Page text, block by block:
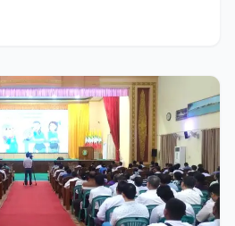
ား ဖြန့်ဝေ
နေ့ကို ကြိုဆိုဂုဏ်ပြုခြင်း
ေးနှင့်အုပ်ချုပ်ရေးကော်မတီအဖွဲ့ဝင်
သူရေးရာဦးစီးဌာနတို့မှ တာဝန်ရှိ
ပြီး ခရီးသွားပြည်သူများလက်ဝယ်
စောင် ၂၀၀ အား ပူးပေါင်းဖြန့်
ရရှိပါသည်။